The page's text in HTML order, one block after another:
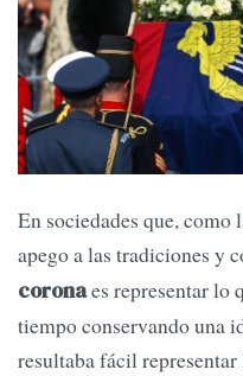
En sociedades que,
apego a las tradiciones y
coronaes representar lo
tiempo conservando una
resultaba fácil